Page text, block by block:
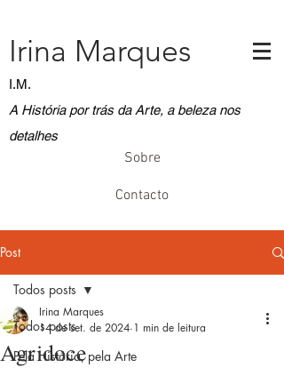
A História por trás da Arte, a beleza nos
detalhes
Irina Marques
I.M.
Sobre
Contacto
Post
Todos posts
Pela História, pela Arte
Todos posts
Agridoce
Irina Marques
14 de set. de 2024 1 min de leitura